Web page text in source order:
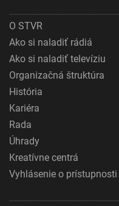
O STVR
Ako si naladiť rádiá
Ako si naladiť televíziu
Organizačná štruktúra
História
Kariéra
Rada
Úhrady
Kreatívne centrá
Vyhlásenie o prístupnosti